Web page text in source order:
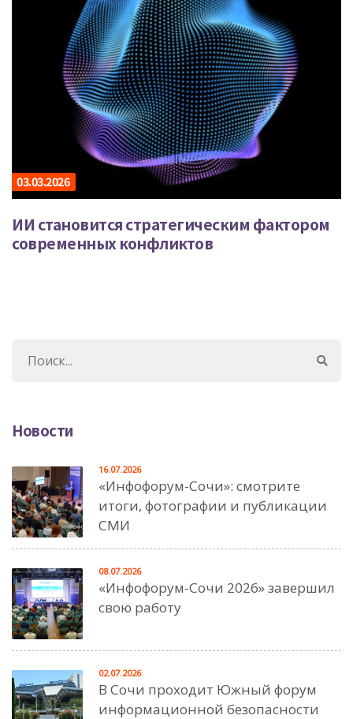
03.03.2026
ИИ становится стратегическим фактором
современных конфликтов
Новости
«Инфофорум-Сочи»: смотрите
итоги, фотографии и публикации
СМИ
16.07.2026
«Инфофорум-Сочи 2026» завершил
свою работу
08.07.2026
В Сочи проходит Южный форум
информационной безопасности
02.07.2026